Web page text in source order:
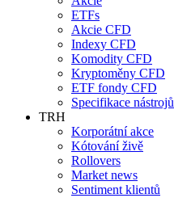
ETFs
Akcie CFD
Indexy CFD
Komodity CFD
Kryptoměny CFD
ETF fondy CFD
Specifikace nástrojů
TRH
Korporátní akce
Kótování živě
Rollovers
Market news
Sentiment klientů